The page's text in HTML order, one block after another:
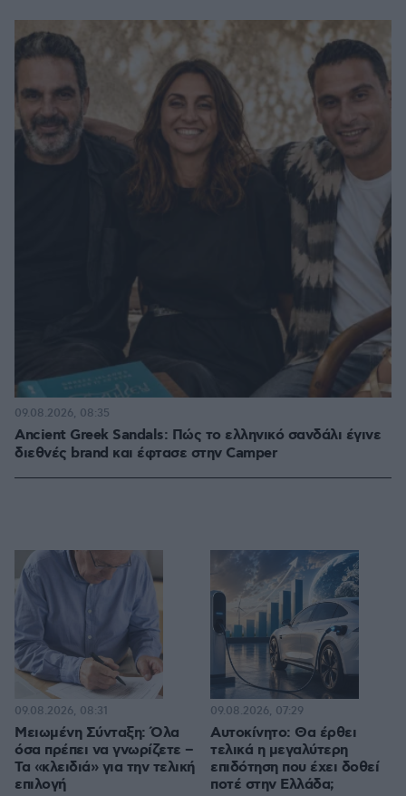
Ancient Greek Sandals: Πώς το ελληνικό σανδάλι έγινε
διεθνές brand και έφτασε στην Camper
09.08.2026, 08:35
Μειωμένη Σύνταξη: Όλα
όσα πρέπει να γνωρίζετε –
Τα «κλειδιά» για την τελική
επιλογή
09.08.2026, 08:31
Αυτοκίνητο: Θα έρθει
τελικά η μεγαλύτερη
επιδότηση που έχει δοθεί
ποτέ στην Ελλάδα;
09.08.2026, 07:29